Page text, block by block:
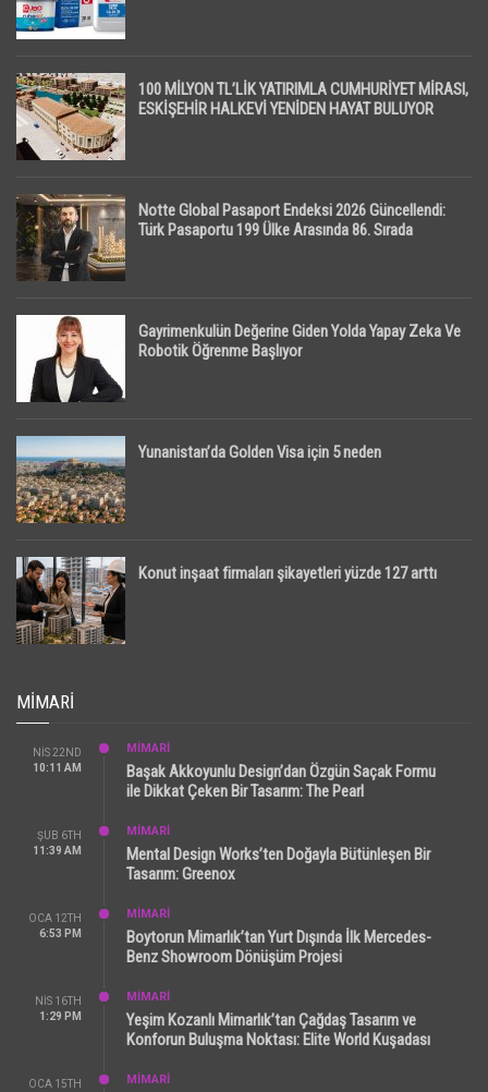
100 MİLYON TL’LİK YATIRIMLA CUMHURİYET MİRASI,
ESKİŞEHİR HALKEVİ YENİDEN HAYAT BULUYOR
Notte Global Pasaport Endeksi 2026 Güncellendi:
Türk Pasaportu 199 Ülke Arasında 86. Sırada
Gayrimenkulün Değerine Giden Yolda Yapay Zeka Ve
Robotik Öğrenme Başlıyor
Yunanistan’da Golden Visa için 5 neden
Konut inşaat firmaları şikayetleri yüzde 127 arttı
MIMARI
NIS 22ND
10:11 AM
MİMARİ
Başak Akkoyunlu Design’dan Özgün Saçak Formu
ile Dikkat Çeken Bir Tasarım: The Pearl
ŞUB 6TH
11:39 AM
MİMARİ
Mental Design Works’ten Doğayla Bütünleşen Bir
Tasarım: Greenox
OCA 12TH
6:53 PM
MİMARİ
Boytorun Mimarlık’tan Yurt Dışında İlk Mercedes-
Benz Showroom Dönüşüm Projesi
NIS 16TH
1:29 PM
MİMARİ
Yeşim Kozanlı Mimarlık’tan Çağdaş Tasarım ve
Konforun Buluşma Noktası: Elite World Kuşadası
OCA 15TH
MİMARİ